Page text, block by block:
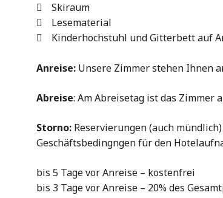
Skiraum
Lesematerial
Kinderhochstuhl und Gitterbett auf
Anreise: Unsere Zimmer stehen Ihnen
Abreise: Am Abreisetag ist das Zimmer
Storno: Reservierungen (auch
Geschäftsbedingngen für den
bis 5 Tage vor Anreise – kostenfrei
bis 3 Tage vor Anreise – 20% des